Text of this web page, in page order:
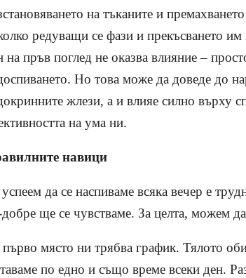
на тъканите и
редуващи се фази и прекъсването
на пръв поглед не оказва влияние –
Но това може да доведе до
жлези, а и влияе силно върху
на ума ни.
навици
да се наспиваме всяка вечер е
ще се чувстваме. За целта, можем
място ни трябва график. Тялото
по едно и също време всеки ден.